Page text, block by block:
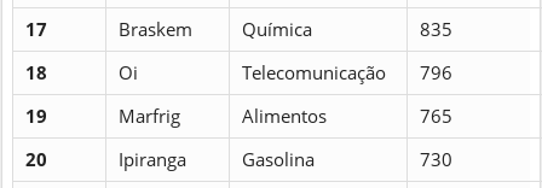
17
Braskem Química
835
18
Oi Telecomunicação
796
19
Marfrig Alimentos
765
20
Ipiranga Gasolina 730